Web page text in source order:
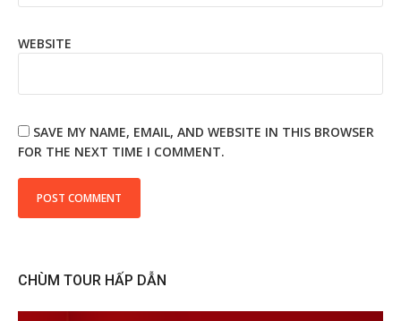
WEBSITE
SAVE MY NAME, EMAIL, AND WEBSITE IN THIS BROWSER
FOR THE NEXT TIME I COMMENT.
CHÙM TOUR HẤP DẪN